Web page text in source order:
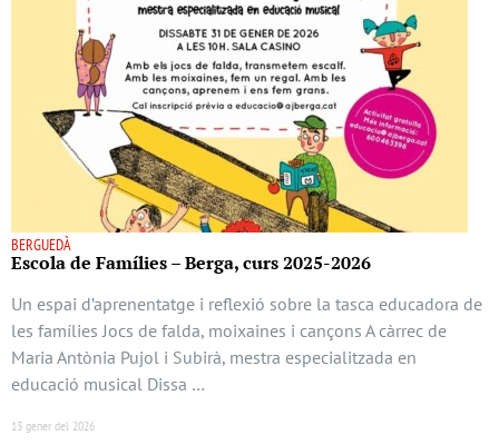
BERGUEDÀ
Escola de Famílies – Berga, curs 2025-2026
Un espai d’aprenentatge i reflexió sobre la tasca educadora de
les famílies Jocs de falda, moixaines i cançons A càrrec de
Maria Antònia Pujol i Subirà, mestra especialitzada en
educació musical Dissa …
13 gener del 2026